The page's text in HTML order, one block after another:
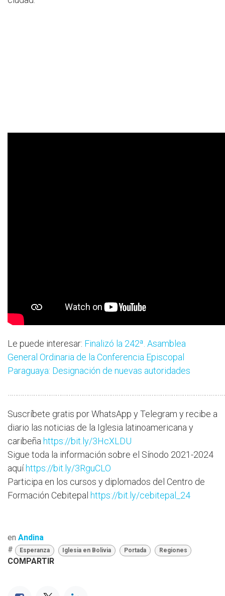
Le puede interesar: Finalizó la 242ª. Asamblea
General Ordinaria de la Conferencia Episcopal
Paraguaya: Designación de nuevas autoridades
Suscríbete gratis por WhatsApp y Telegram y recibe a
diario las noticias de la Iglesia latinoamericana y
caribeña https://bit.ly/3HcXLDU
Sigue toda la información sobre el Sínodo 2021-2024
aquí https://bit.ly/3RguCLO
Participa en los cursos y diplomados del Centro de
Formación Cebitepal https://bit.ly/cebitepal_24
en Andina
#
Esperanza Iglesia en Bolivia Portada Regiones
COMPARTIR